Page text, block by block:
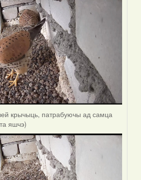
крычыць, патрабуючы ад самца
яшчэ)